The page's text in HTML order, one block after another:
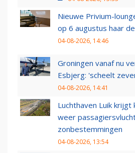
Nieuwe Privium-
op 6 augustus haar
04-08-2026, 14:46
Groningen vanaf nu
Esbjerg: 'scheelt
04-08-2026, 14:41
Luchthaven Luik
weer
zonbestemmingen
04-08-2026, 13:54